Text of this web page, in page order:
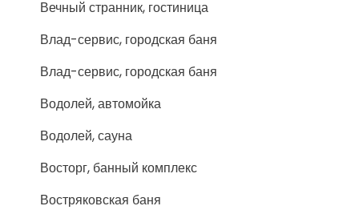
Вечный странник, гостиница
Влад-сервис, городская баня
Влад-сервис, городская баня
Водолей, автомойка
Водолей, сауна
Восторг, банный комплекс
Востряковская баня